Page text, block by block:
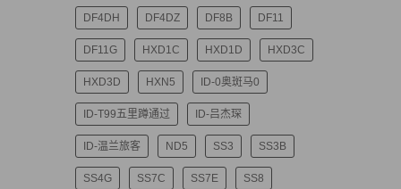
DF4DH DF4DZ DF8B DF11
DF11G HXD1C HXD1D HXD3C
HXD3D HXN5 ID-0奥斑马0
ID-T99五里蹲通过 ID-吕杰琛
ID-温兰旅客 ND5 SS3 SS3B
SS4G SS7C SS7E SS8